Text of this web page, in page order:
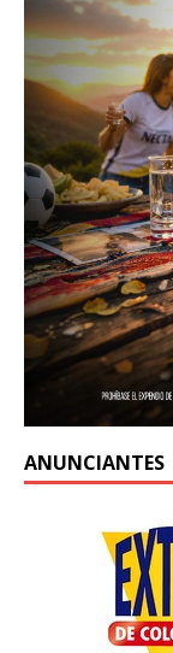
ANUNCIANTES